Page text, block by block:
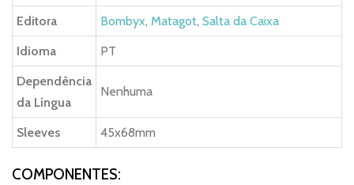
Editora
Bombyx, Matagot, Salta da Caixa
Idioma
PT
Dependência
da Língua
Nenhuma
Sleeves 45x68mm
COMPONENTES: